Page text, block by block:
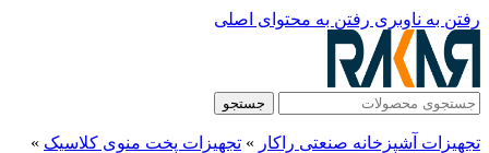
رفتن به ناوبری رفتن به محتوای اصلی
جستجو
تجهیزات آشپزخانه صنعتی راکار » تجهیزات پخت منوی کلاسیک »